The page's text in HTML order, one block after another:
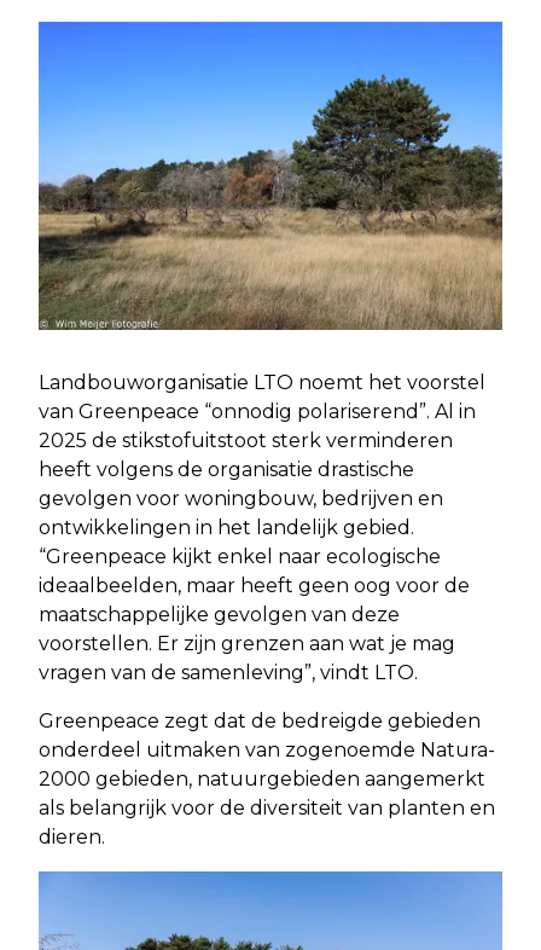
Landbouworganisatie LTO noemt het voorstel
van Greenpeace “onnodig polariserend”. Al in
2025 de stikstofuitstoot sterk verminderen
heeft volgens de organisatie drastische
gevolgen voor woningbouw, bedrijven en
ontwikkelingen in het landelijk gebied.
“Greenpeace kijkt enkel naar ecologische
ideaalbeelden, maar heeft geen oog voor de
maatschappelijke gevolgen van deze
voorstellen. Er zijn grenzen aan wat je mag
vragen van de samenleving”, vindt LTO.
Greenpeace zegt dat de bedreigde gebieden
onderdeel uitmaken van zogenoemde Natura-
2000 gebieden, natuurgebieden aangemerkt
als belangrijk voor de diversiteit van planten en
dieren.